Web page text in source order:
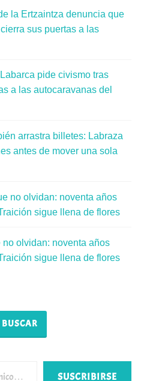
la Ertzaintza denuncia que
sus puertas a las
pide civismo tras
a las autocaravanas del
arrastra billetes: Labraza
antes de mover una sola
no olvidan: noventa años
sigue llena de flores
no olvidan: noventa años
sigue llena de flores
BUSCAR
SUSCRIBIRSE